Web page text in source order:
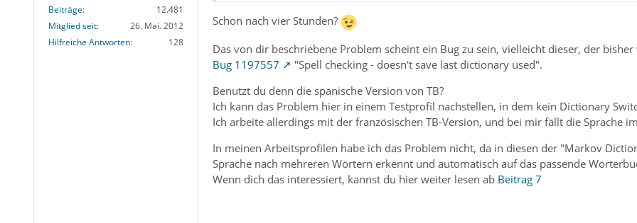
Beiträge
12.481
Mitglied seit
26. Mai. 2012
Hilfreiche Antworten
128
Schon nach vier Stunden?
Das von dir beschriebene Problem scheint ein Bug zu sein, vielleicht dieser, der
Bug 1197557
"Spell checking - doesn't save last dictionary used".
Benutzt du denn die spanische Version von TB?
Ich kann das Problem hier in einem Testprofil nachstellen, in dem kein Dictionary
Ich arbeite allerdings mit der französischen TB-Version, und bei mir fällt die Sprache
In meinen Arbeitsprofilen habe ich das Problem nicht, da in diesen der "Markov
Sprache nach mehreren Wörtern erkennt und automatisch auf das passende
Wenn dich das interessiert, kannst du hier weiter lesen ab Beitrag 7